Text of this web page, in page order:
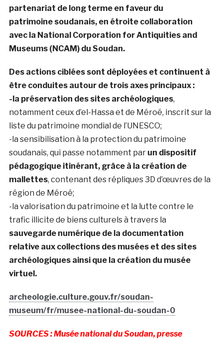
partenariat de long terme en faveur du
patrimoine soudanais, en étroite collaboration
avec la National Corporation for Antiquities and
Museums (NCAM) du Soudan.
Des actions ciblées sont déployées et continuent à
être conduites autour de trois axes principaux :
-la préservation des sites archéologiques,
notamment ceux d’el-Hassa et de Méroé, inscrit sur la
liste du patrimoine mondial de l’UNESCO;
-la sensibilisation à la protection du patrimoine
soudanais, qui passe notamment parun dispositif
pédagogique itinérant, grâce à la création de
mallettes, contenant des répliques 3D d’œuvres de la
région de Méroé;
-la valorisation du patrimoine et la lutte contre le
trafic illicite de biens culturels à travers la
sauvegarde numérique de la documentation
relative aux collections des musées et des sites
archéologiques ainsi que la création du musée
virtuel.
archeologie.culture.gouv.fr/soudan-
museum/fr/musee-national-du-soudan-0
SOURCES : Musée national du Soudan, presse